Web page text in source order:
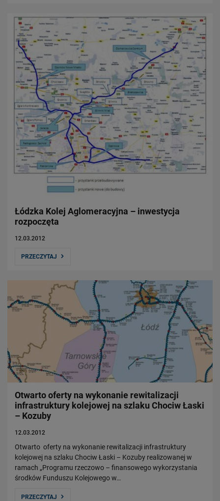
Łódzka Kolej Aglomeracyjna – inwestycja
rozpoczęta
12.03.2012
PRZECZYTAJ
Otwarto oferty na wykonanie rewitalizacji
infrastruktury kolejowej na szlaku Chociw Łaski
– Kozuby
12.03.2012
Otwarto oferty na wykonanie rewitalizacji infrastruktury
kolejowej na szlaku Chociw Łaski – Kozuby realizowanej w
ramach „Programu rzeczowo – finansowego wykorzystania
środków Funduszu Kolejowego w…
PRZECZYTAJ